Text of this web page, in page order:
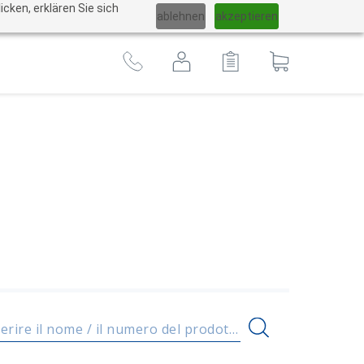
erklären Sie sich
ablehnen akzeptieren
Cambiare
lingua
Al
Inserire il nome / il numero del prodotto